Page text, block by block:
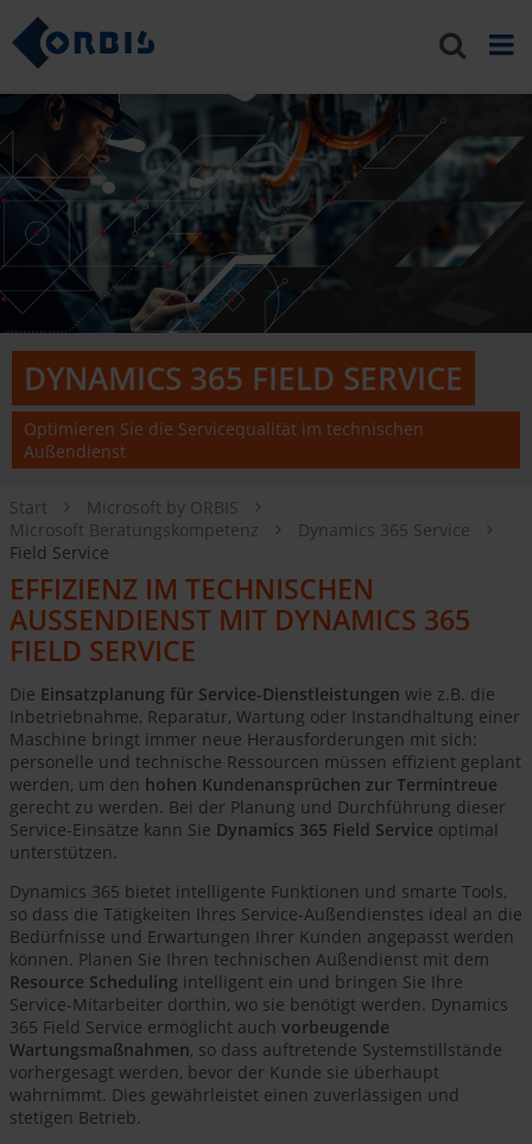
DYNAMICS 365 FIELD SERVICE
Optimieren Sie die Servicequalität im technischen
Außendienst
Start
Microsoft by ORBIS
Microsoft Beratungskompetenz
Dynamics 365 Service
Field Service
EFFIZIENZ IM TECHNISCHEN
AUSSENDIENST MIT DYNAMICS 365 F
IELD SERVICE
Die Einsatzplanung für Service-Dienstleistungen wie z.B. die
Inbetriebnahme, Reparatur, Wartung oder Instandhaltung einer
Maschine bringt immer neue Herausforderungen mit sich:
personelle und technische Ressourcen müssen effizient geplant
werden, um den hohen Kundenansprüchen zur Termintreue
gerecht zu werden. Bei der Planung und Durchführung dieser
Service-Einsätze kann Sie Dynamics 365 Field Service optimal
unterstützen.
Dynamics 365 bietet intelligente Funktionen und smarte Tools,
so dass die Tätigkeiten Ihres Service-Außendienstes ideal an die
Bedürfnisse und Erwartungen Ihrer Kunden angepasst werden
können. Planen Sie Ihren technischen Außendienst mit dem
Resource Scheduling intelligent ein und bringen Sie Ihre
Service-Mitarbeiter dorthin, wo sie benötigt werden. Dynamics
365 Field Service ermöglicht auch vorbeugende
Wartungsmaßnahmen, so dass auftretende Systemstillstände
vorhergesagt werden, bevor der Kunde sie überhaupt
wahrnimmt. Dies gewährleistet einen zuverlässigen und
stetigen Betrieb.